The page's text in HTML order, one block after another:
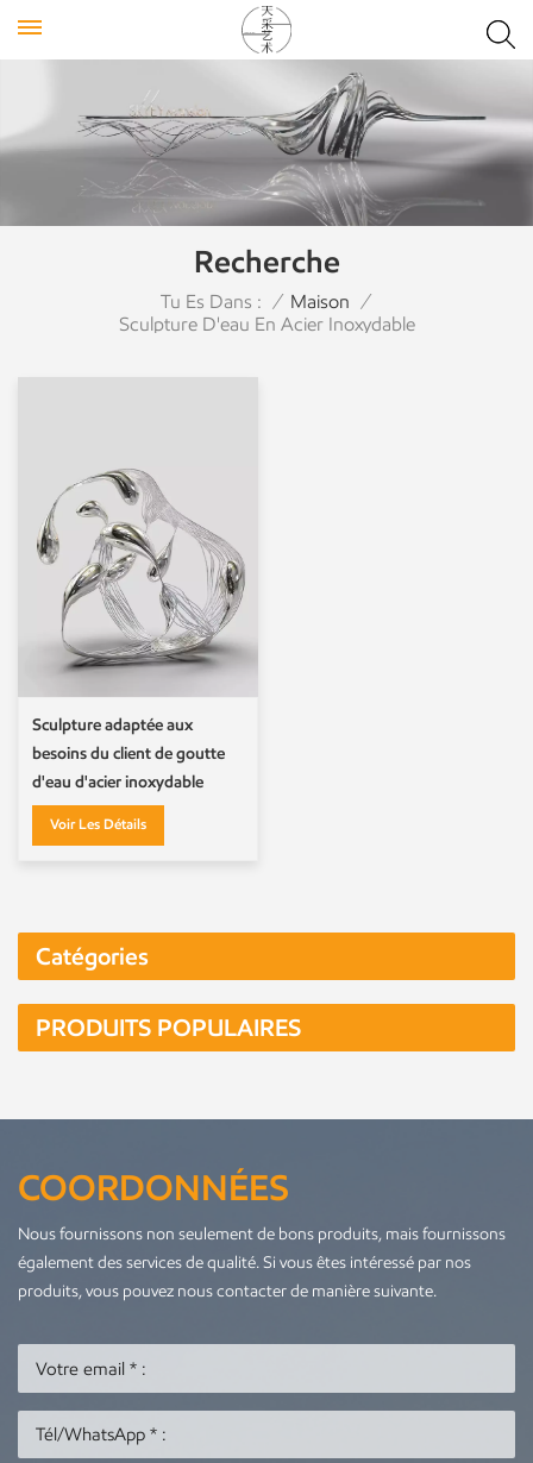
Recherche
Tu Es Dans : / Maison /
Sculpture D'eau En Acier Inoxydable
Sculpture adaptée aux
besoins du client de goutte
d'eau d'acier inoxydable
d'élément d'eau en métal
Voir Les Détails
Catégories
PRODUITS POPULAIRES
COORDONNÉES
Nous fournissons non seulement de bons produits, mais fournissons
également des services de qualité. Si vous êtes intéressé par nos
produits, vous pouvez nous contacter de manière suivante.